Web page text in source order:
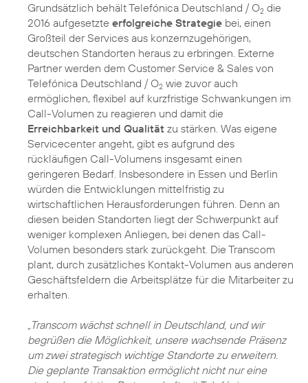
Grundsätzlich behält Telefónica Deutschland / O2 die
2016 aufgesetzte erfolgreiche Strategie bei, einen
Großteil der Services aus konzernzugehörigen,
deutschen Standorten heraus zu erbringen. Externe
Partner werden dem Customer Service & Sales von
Telefónica Deutschland / O2 wie zuvor auch
ermöglichen, flexibel auf kurzfristige Schwankungen im
Call-Volumen zu reagieren und damit die
Erreichbarkeit und Qualität zu stärken. Was eigene
Servicecenter angeht, gibt es aufgrund des
rückläufigen Call-Volumens insgesamt einen
geringeren Bedarf. Insbesondere in Essen und Berlin
würden die Entwicklungen mittelfristig zu
wirtschaftlichen Herausforderungen führen. Denn an
diesen beiden Standorten liegt der Schwerpunkt auf
weniger komplexen Anliegen, bei denen das Call-
Volumen besonders stark zurückgeht. Die Transcom
plant, durch zusätzliches Kontakt-Volumen aus anderen
Geschäftsfeldern die Arbeitsplätze für die Mitarbeiter zu
erhalten.
„Transcom wächst schnell in Deutschland, und wir
begrüßen die Möglichkeit, unsere wachsende Präsenz
um zwei strategisch wichtige Standorte zu erweitern.
Die geplante Transaktion ermöglicht nicht nur eine